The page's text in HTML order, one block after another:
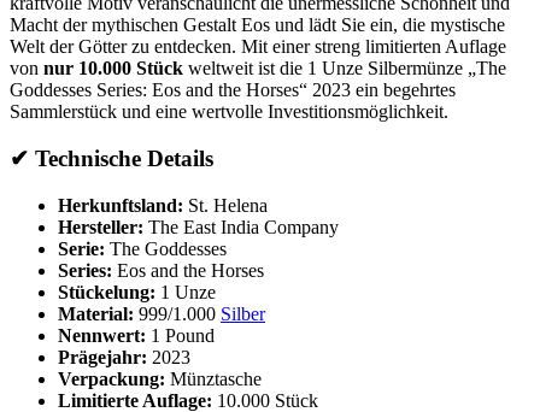
Macht der mythischen Gestalt Eos und lädt Sie ein, die mystische
Welt der Götter zu entdecken. Mit einer streng limitierten Auflage
von nur 10.000 Stück weltweit ist die 1 Unze Silbermünze „The
Goddesses Series: Eos and the Horses“ 2023 ein begehrtes
Sammlerstück und eine wertvolle Investitionsmöglichkeit.
✔ Technische Details
Herkunftsland: St. Helena
Hersteller: The East India Company
Serie: The Goddesses
Series: Eos and the Horses
Stückelung: 1 Unze
Material: 999/1.000 Silber
Nennwert: 1 Pound
Prägejahr: 2023
Verpackung: Münztasche
Limitierte Auflage: 10.000 Stück